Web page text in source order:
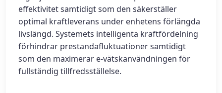
effektivitet samtidigt som den säkerställer
optimal kraftleverans under enhetens förlängda
livslängd. Systemets intelligenta kraftfördelning
förhindrar prestandafluktuationer samtidigt
som den maximerar e-vätskanvändningen för
fullständig tillfredsställelse.